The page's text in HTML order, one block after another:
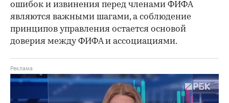
ошибок и извинения перед членами ФИФА
являются важными шагами, а соблюдение
принципов управления остается основой
доверия между ФИФА и ассоциациями.